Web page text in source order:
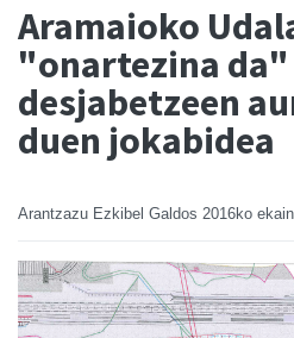
Aramaioko
"onartezina
desjabetzeen
duen jokabidea
Arantzazu Ezkibel Galdos 2016ko